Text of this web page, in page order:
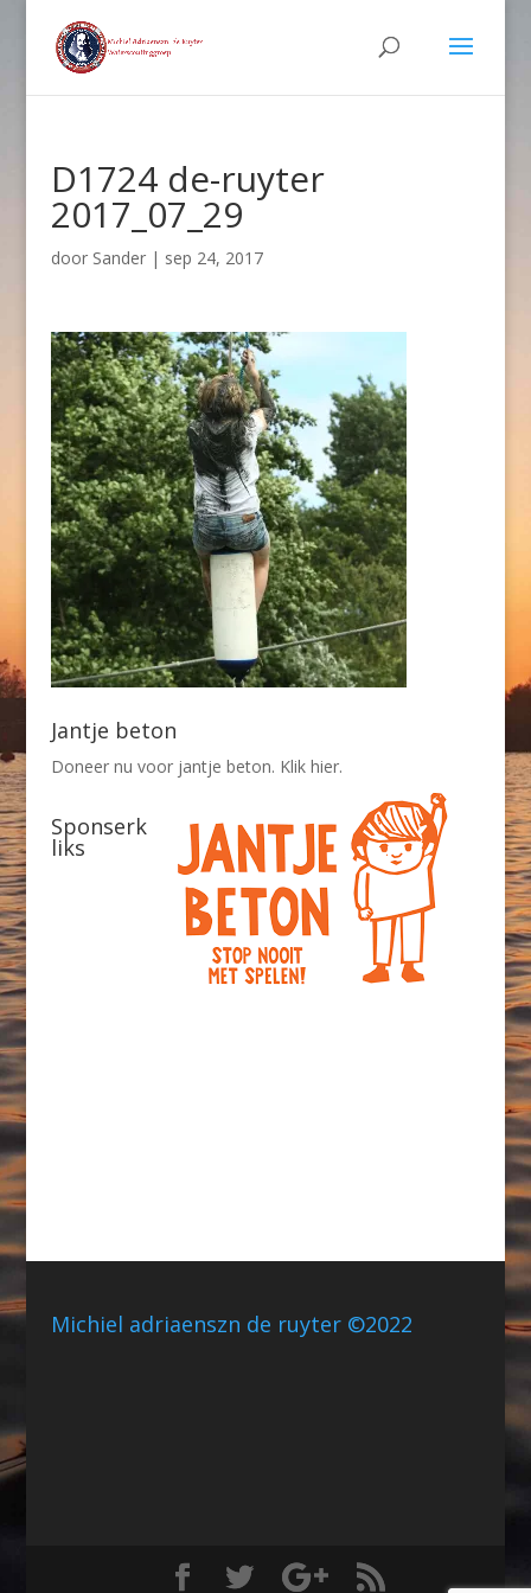
D1724 de-ruyter
2017_07_29
door Sander| sep 24, 2017
Jantje beton
Doneer nu voor jantje beton. Klik hier.
Sponserk
liks
Michiel adriaenszn de ruyter ©2022